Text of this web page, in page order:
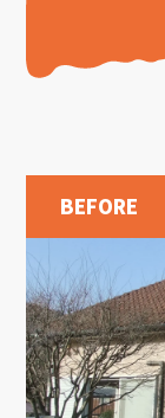
BEFORE